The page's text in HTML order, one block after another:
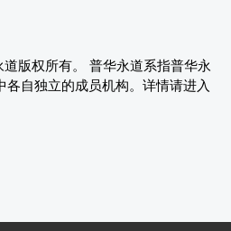
版权所有。 普华永道系指普华永
自独立的成员机构。详情请进入